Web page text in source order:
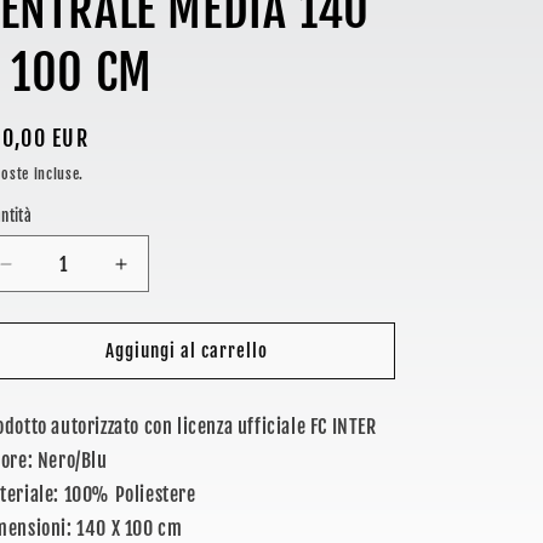
100 CM
EUR
incluse.
Diminuisci
quantità
per
-
CON
STAMPA
PITONATA
E
LOGO
Aumenta
quantità
per
INTER
-
CON
PITONATA
E
LOGO
Aggiungi al carrello
autorizzato con licenza ufficiale FC INTER
Nero/Blu
100% Poliestere
140 X 100 cm